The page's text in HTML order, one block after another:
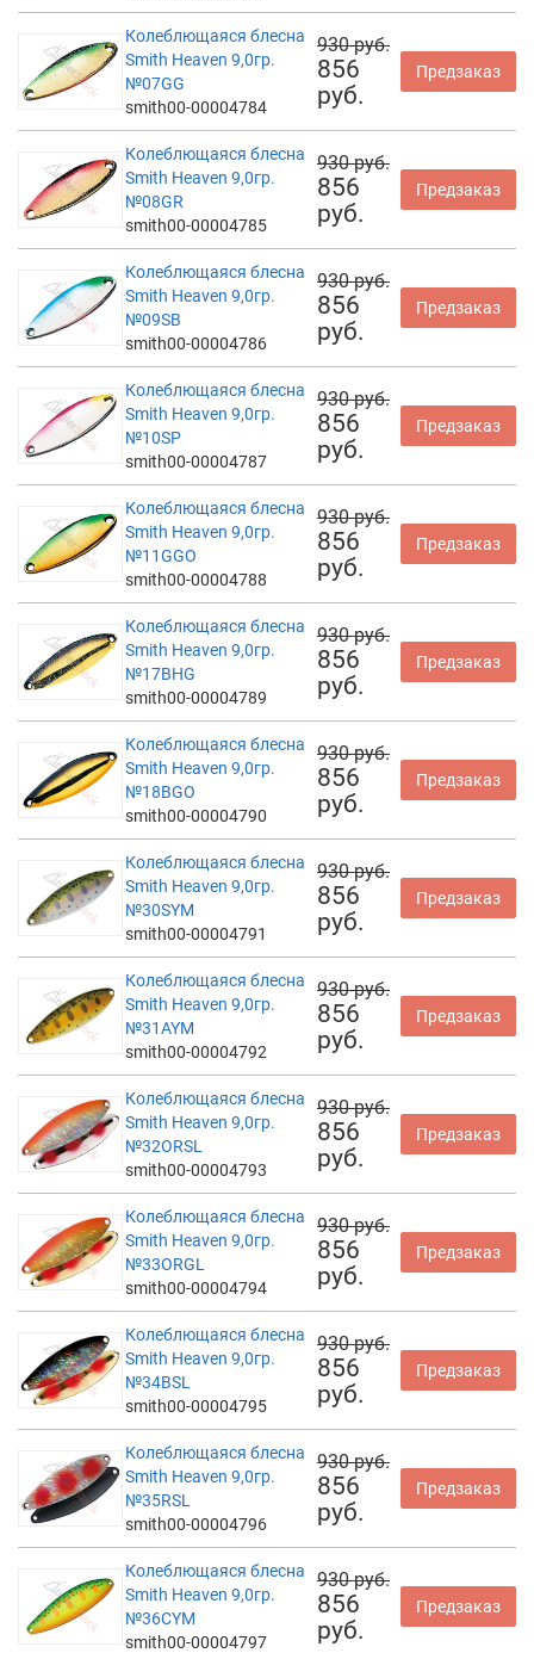
Колеблющаяся блесна
Smith Heaven 9,0гр.
№07GG
smith00-00004784
930 руб.
856
руб.
Предзаказ
Колеблющаяся блесна
Smith Heaven 9,0гр.
№08GR
smith00-00004785
930 руб.
856
руб.
Предзаказ
Колеблющаяся блесна
Smith Heaven 9,0гр.
№09SB
smith00-00004786
930 руб.
856
руб.
Предзаказ
Колеблющаяся блесна
Smith Heaven 9,0гр.
№10SP
smith00-00004787
930 руб.
856
руб.
Предзаказ
Колеблющаяся блесна
Smith Heaven 9,0гр.
№11GGO
smith00-00004788
930 руб.
856
руб.
Предзаказ
Колеблющаяся блесна
Smith Heaven 9,0гр.
№17BHG
smith00-00004789
930 руб.
856
руб.
Предзаказ
Колеблющаяся блесна
Smith Heaven 9,0гр.
№18BGO
smith00-00004790
930 руб.
856
руб.
Предзаказ
Колеблющаяся блесна
Smith Heaven 9,0гр.
№30SYM
smith00-00004791
930 руб.
856
руб.
Предзаказ
Колеблющаяся блесна
Smith Heaven 9,0гр.
№31AYM
smith00-00004792
930 руб.
856
руб.
Предзаказ
Колеблющаяся блесна
Smith Heaven 9,0гр.
№32ORSL
smith00-00004793
930 руб.
856
руб.
Предзаказ
Колеблющаяся блесна
Smith Heaven 9,0гр.
№33ORGL
smith00-00004794
930 руб.
856
руб.
Предзаказ
Колеблющаяся блесна
Smith Heaven 9,0гр.
№34BSL
smith00-00004795
930 руб.
856
руб.
Предзаказ
Колеблющаяся блесна
Smith Heaven 9,0гр.
№35RSL
smith00-00004796
930 руб.
856
руб.
Предзаказ
Колеблющаяся блесна
Smith Heaven 9,0гр.
№36CYM
smith00-00004797
930 руб.
856
руб.
Предзаказ